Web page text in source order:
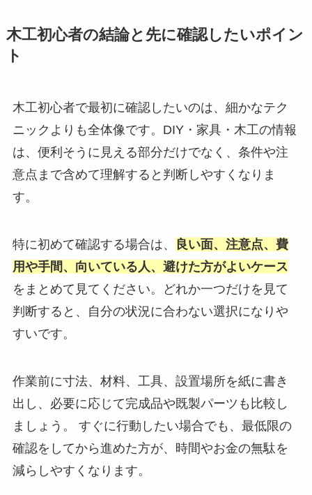
木工初心者の結論と先に確認したいポイン
ト
木工初心者で最初に確認したいのは、細かなテク
ニックよりも全体像です。DIY・家具・木工の情報
は、便利そうに見える部分だけでなく、条件や注
意点まで含めて理解すると判断しやすくなりま
す。
特に初めて確認する場合は、
良い面、注意点、費
用や手間、向いている人、避けた方がよいケース
をまとめて見てください。どれか一つだけを見て
判断すると、自分の状況に合わない選択になりや
すいです。
作業前に寸法、材料、工具、設置場所を紙に書き
出し、必要に応じて完成品や既製パーツも比較し
ましょう。 すぐに行動したい場合でも、最低限の
確認をしてから進めた方が、時間やお金の無駄を
減らしやすくなります。